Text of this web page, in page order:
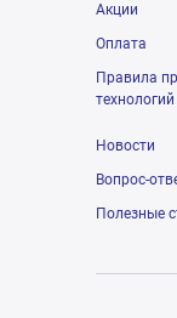
Акции
Оплата
Правила
технологий
Новости
Вопрос-
Полезные